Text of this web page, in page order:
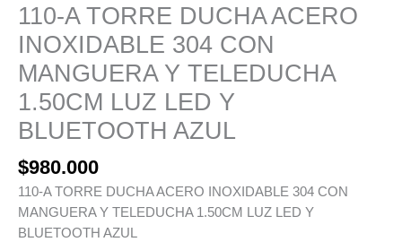
110-A TORRE DUCHA ACERO
INOXIDABLE 304 CON
MANGUERA Y TELEDUCHA
1.50CM LUZ LED Y
BLUETOOTH AZUL
$980.000
110-A TORRE DUCHA ACERO INOXIDABLE 304 CON
MANGUERA Y TELEDUCHA 1.50CM LUZ LED Y
BLUETOOTH AZUL
Y
TELEDUCHA
1.50CM
LUZ
LED
Y
AZUL
cantidad